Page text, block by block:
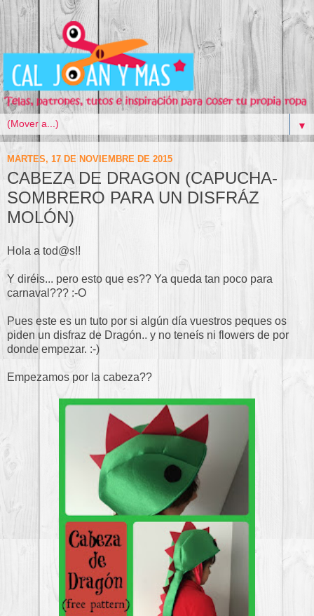
▼
MARTES, 17 DE NOVIEMBRE DE 2015
CABEZA DE DRAGON (CAPUCHA-
SOMBRERO PARA UN DISFRÁZ
MOLÓN)
Hola a tod@s!!
Y diréis... pero esto que es?? Ya queda tan poco para
carnaval??? :-O
Pues este es un tuto por si algún día vuestros peques os
piden un disfraz de Dragón.. y no teneís ni flowers de por
donde empezar. :-)
Empezamos por la cabeza??